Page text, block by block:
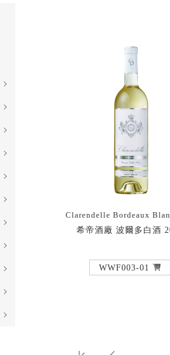
Clarendelle Bordeaux
希帝酒廠 波爾多白酒
WWF003-01